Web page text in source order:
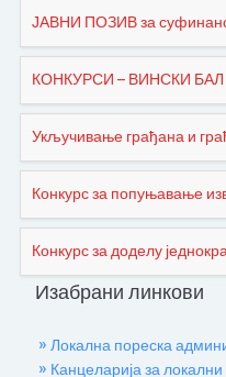
ЈАВНИ ПОЗИВ за
КОНКУРСИ – ВИНСКИ БАЛ
Укључивање грађана и
Конкурс за попуњавање
Конкурс за доделу
Изабрани линкови
» Локална пореска
» Канцеларија за локални